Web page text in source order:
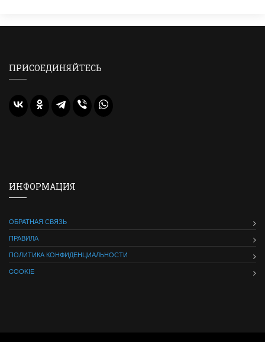
ПРИСОЕДИНЯЙТЕСЬ
ИНФОРМАЦИЯ
ОБРАТНАЯ СВЯЗЬ
ПРАВИЛА
ПОЛИТИКА КОНФИДЕНЦИАЛЬНОСТИ
COOKIE